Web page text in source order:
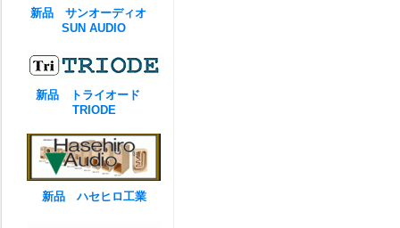
新品 サンオーディオ
SUN AUDIO
新品 トライオード
TRIODE
新品 ハセヒロ工業